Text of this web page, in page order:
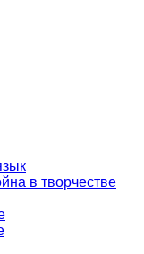
в творчестве